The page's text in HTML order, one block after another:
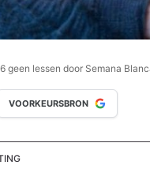
geen lessen door Semana
VOORKEURSBRON